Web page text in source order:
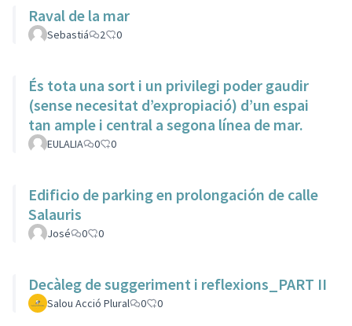
Raval de la mar
Sebastiá 2 0
És tota una sort i un privilegi poder gaudir
(sense necesitat d’expropiació) d’un espai
tan ample i central a segona línea de mar.
EULALIA 0 0
Edificio de parking en prolongación de calle
Salauris
José 0 0
Decàleg de suggeriment i reflexions_PART II
Salou Acció Plural 0 0